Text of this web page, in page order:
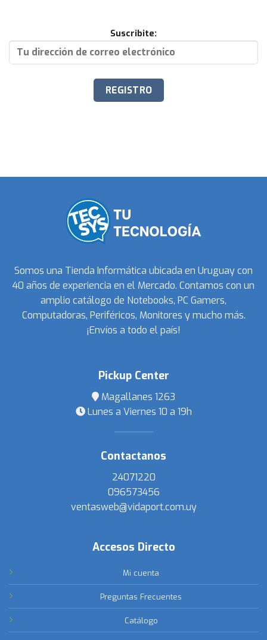
Suscribite:
Somos una Tienda Informática ubicada en Uruguay con
40 años de experiencia en el Mercado. Contamos con un
amplio catálogo de Notebooks, PC Gamers,
Computadoras, Periféricos, Monitores y mucho más.
¡Envíos a todo el país!
Pickup Center
Magallanes 1263
Lunes a Viernes 10 a 19h
Contactanos
24071220
096573456
ventasweb@vidaport.com.uy
Accesos Directo
Mi cuenta
Preguntas Frecuentes
Catálogo